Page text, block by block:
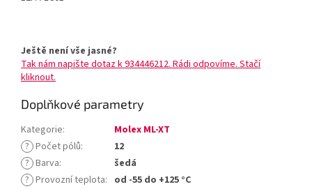
Ještě není vše jasné?
Tak nám napište dotaz k 934446212. Rádi odpovíme. Stačí
kliknout.
Doplňkové parametry
Kategorie:
Molex ML-XT
? Počet pólů:
12
? Barva:
šedá
? Provozní teplota: od -55 do +125 °C